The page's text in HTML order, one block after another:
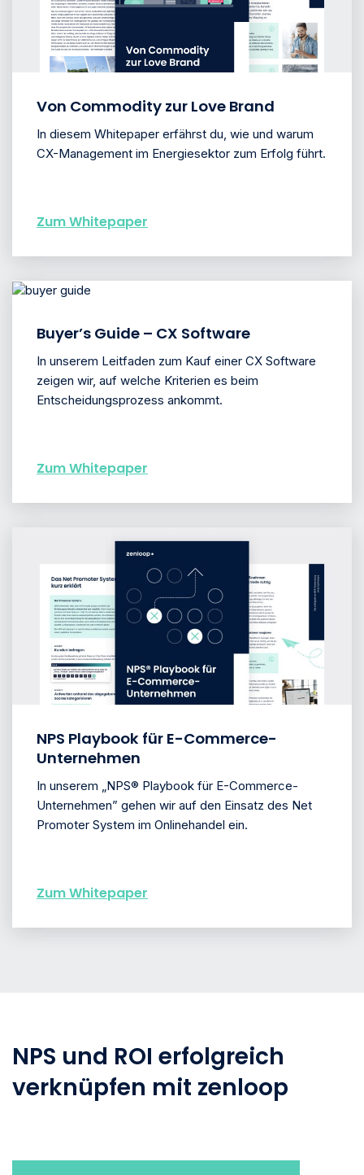
Von Commodity zur Love Brand
In diesem Whitepaper erfährst du, wie und warum
CX-Management im Energiesektor zum Erfolg führt.
Zum Whitepaper
Buyer’s Guide – CX Software
In unserem Leitfaden zum Kauf einer CX Software
zeigen wir, auf welche Kriterien es beim
Entscheidungsprozess ankommt.
Zum Whitepaper
NPS Playbook für E-Commerce-
Unternehmen
In unserem „NPS® Playbook für E-Commerce-
Unternehmen” gehen wir auf den Einsatz des Net
Promoter System im Onlinehandel ein.
Zum Whitepaper
NPS und ROI erfolgreich
verknüpfen mit zenloop